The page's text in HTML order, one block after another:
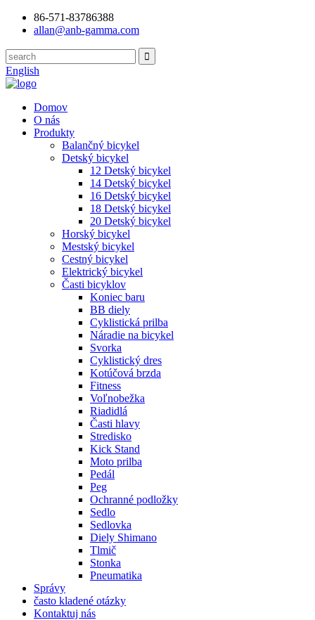
86-571-83786388
allan@anb-gamma.com
English
Domov
O nás
Produkty
Balančný bicykel
Detský bicykel
12 Detský bicykel
14 Detský bicykel
16 Detský bicykel
18 Detský bicykel
20 Detský bicykel
Horský bicykel
Mestský bicykel
Cestný bicykel
Elektrický bicykel
Časti bicyklov
Koniec baru
BB diely
Cyklistická prilba
Náradie na bicykel
Svorka
Cyklistický dres
Kotúčová brzda
Fitness
Voľnobežka
Riadidlá
Časti hlavy
Stredisko
Kick Stand
Moto prilba
Pedál
Peg
Ochranné podložky
Sedlo
Sedlovka
Diely Shimano
Tlmič
Stonka
Pneumatika
Správy
často kladené otázky
Kontaktuj nás